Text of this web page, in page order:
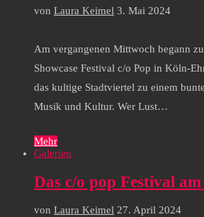
von Laura Keimel 3. Mai 2024
Am vergangenen Mittwoch begann
Showcase Festival c/o Pop in Köln-
das kultige Stadtviertel zu einem
Musik und Kultur. Wer Lust…
Mehr
Galerien
Das c/o pop Festival
von Laura Keimel 27. April 2024